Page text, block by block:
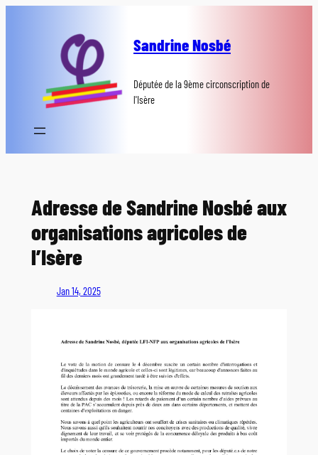
Sandrine Nosbé
Députée de la 9ème circonscription de
l'Isère
Adresse de Sandrine Nosbé aux
organisations agricoles de
l’Isère
Jan 14, 2025